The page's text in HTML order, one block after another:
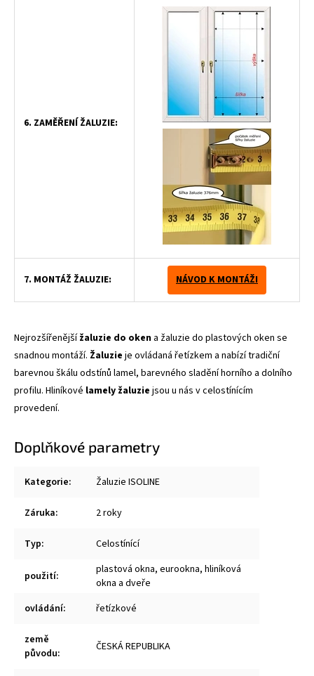
6. ZAMĚŘENÍ ŽALUZIE:
7. MONTÁŽ ŽALUZIE: NÁVOD K MONTÁŽI
Nejrozšířenějšížaluzie do oken a žaluzie do plastových oken se
snadnou montáží. Žaluzie je ovládaná řetízkem a nabízí tradiční
barevnou škálu odstínů lamel, barevného sladění horního a dolního
profilu. Hliníkové lamely žaluzie jsou u nás v celostínícím
provedení.
Doplňkové parametry
Kategorie: Žaluzie ISOLINE
Záruka: 2 roky
Typ: Celostínící
použití:
plastová okna, eurookna, hliníková
okna a dveře
ovládání: řetízkové
země
původu: ČESKÁ REPUBLIKA